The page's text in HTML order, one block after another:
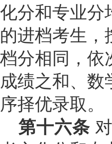
化分和专业分
的进档考生，
档分相同，依
成绩之和、数
序择优录取。
第十六条